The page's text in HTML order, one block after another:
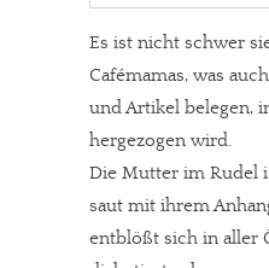
Es ist nicht schwer
Cafémamas, was
und Artikel belegen,
hergezogen wird.
Die Mutter im Rudel
saut mit ihrem
entblößt sich in aller